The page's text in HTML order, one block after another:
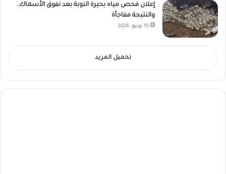
إعلان فحص مياه بحيرة النوبة بعد نفوق الأسماك..
والنتيجة مفاجأة
15 يونيو، 2026
تحميل المزيد